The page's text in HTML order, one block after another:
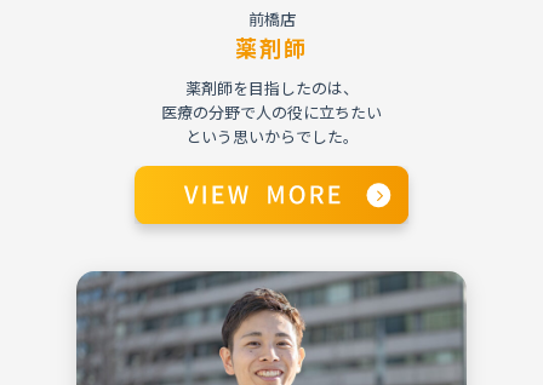
前橋店
薬剤師
薬剤師を目指したのは、
医療の分野で人の役に立ちたい
という思いからでした。